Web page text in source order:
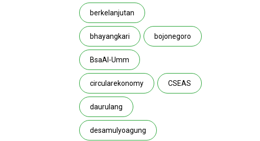
berkelanjutan
bhayangkari bojonegoro
BsaAl-Umm
circularekonomy CSEAS
daurulang
desamulyoagung